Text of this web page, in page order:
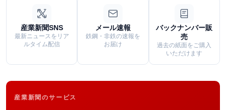
産業新聞SNS
最新ニュースをリア
ルタイム配信
メール速報
鉄鋼・非鉄の速報を
お届け
バックナンバー販
売
過去の紙面をご購入
いただけます
産業新聞のサービス